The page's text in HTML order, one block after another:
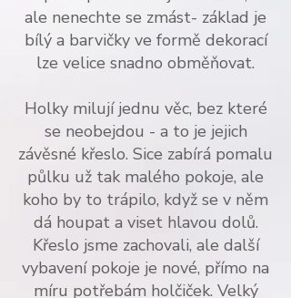
ale nenechte se zmást- základ je
bílý a barvičky ve formě dekorací
lze velice snadno obměňovat.
Holky milují jednu věc, bez které
se neobejdou - a to je jejich
závěsné křeslo. Sice zabírá pomalu
půlku už tak malého pokoje, ale
koho by to trápilo, když se v něm
dá houpat a viset hlavou dolů.
Křeslo jsme zachovali, ale další
vybavení pokoje je nové, přímo na
míru potřebám holčiček. Velký